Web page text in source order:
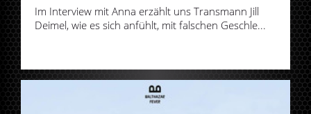
Im Interview mit Anna erzählt uns Transmann Jill
Deimel, wie es sich anfühlt, mit falschen Geschle...